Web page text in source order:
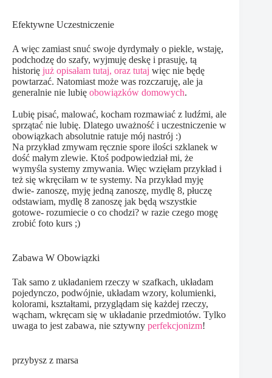
Efektywne Uczestniczenie
A więc zamiast snuć swoje dyrdymały o piekle, wstaję,
podchodzę do szafy, wyjmuję deskę i prasuję, tą
historię już opisałam tutaj, oraz tutaj więc nie będę
powtarzać. Natomiast może was rozczaruję, ale ja
generalnie nie lubię obowiązków domowych.
Lubię pisać, malować, kocham rozmawiać z ludźmi, ale
sprzątać nie lubię. Dlatego uważność i uczestniczenie w
obowiązkach absolutnie ratuje mój nastrój :)
Na przykład zmywam ręcznie spore ilości szklanek w
dość małym zlewie. Ktoś podpowiedział mi, że
wymyśla systemy zmywania. Więc wzięłam przykład i
też się wkręciłam w te systemy. Na przykład myję
dwie- zanoszę, myję jedną zanoszę, mydlę 8, płuczę
odstawiam, mydlę 8 zanoszę jak będą wszystkie
gotowe- rozumiecie o co chodzi? w razie czego mogę
zrobić foto kurs ;)
Zabawa W Obowiązki
Tak samo z układaniem rzeczy w szafkach, układam
pojedynczo, podwójnie, układam wzory, kolumienki,
kolorami, kształtami, przyglądam się każdej rzeczy,
wącham, wkręcam się w układanie przedmiotów. Tylko
uwaga to jest zabawa, nie sztywny perfekcjonizm!
przybysz z marsa